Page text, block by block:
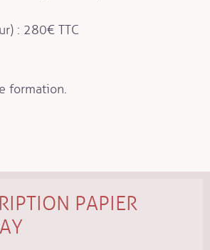
: 280€ TTC
formation.
PAPIER